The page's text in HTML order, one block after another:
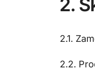
2.
2.1.
2.2.